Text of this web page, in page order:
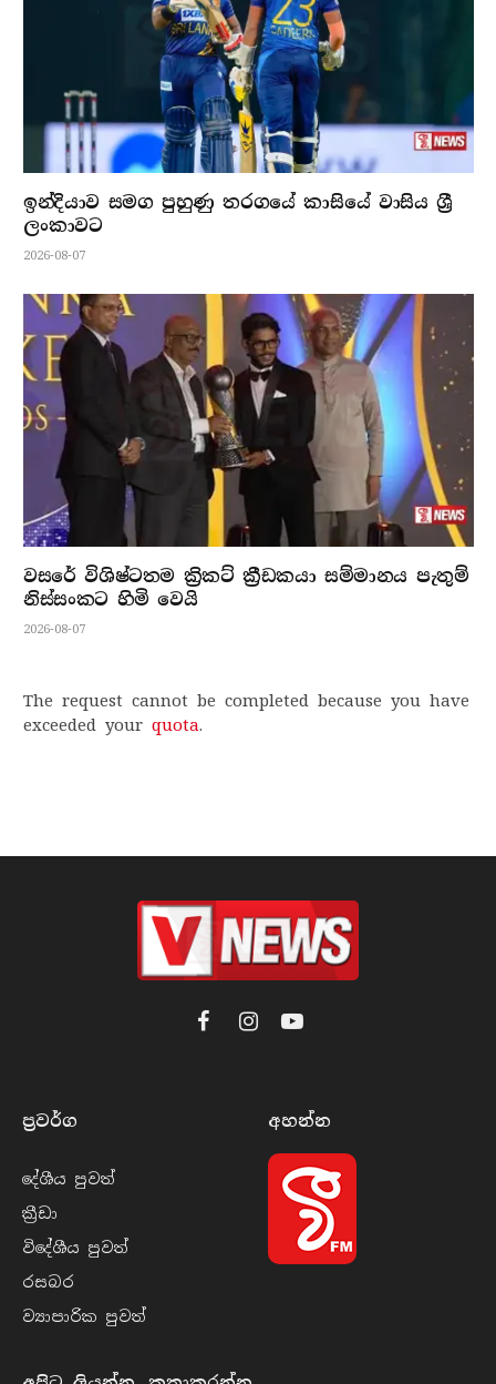
ඉන්දියාව සමග පුහුණු තරගයේ කාසියේ වාසිය ශ්‍රී
ලංකාවට
2026-08-07
වසරේ විශිෂ්ටතම ක්‍රිකට් ක්‍රීඩකයා සම්මානය පැතුම්
නිස්සංකට හිමි වෙයි
2026-08-07
The request cannot be completed because you have
exceeded your quota.
FacebookInstagramYouTube
ප්‍රවර්​ග
දේශීය පුව​ත්
ක්‍රී​ඩා
විදේශීය පුව​ත්
රසබ​ර
ව්‍යාපාරික පුව​ත්
අහන්​න